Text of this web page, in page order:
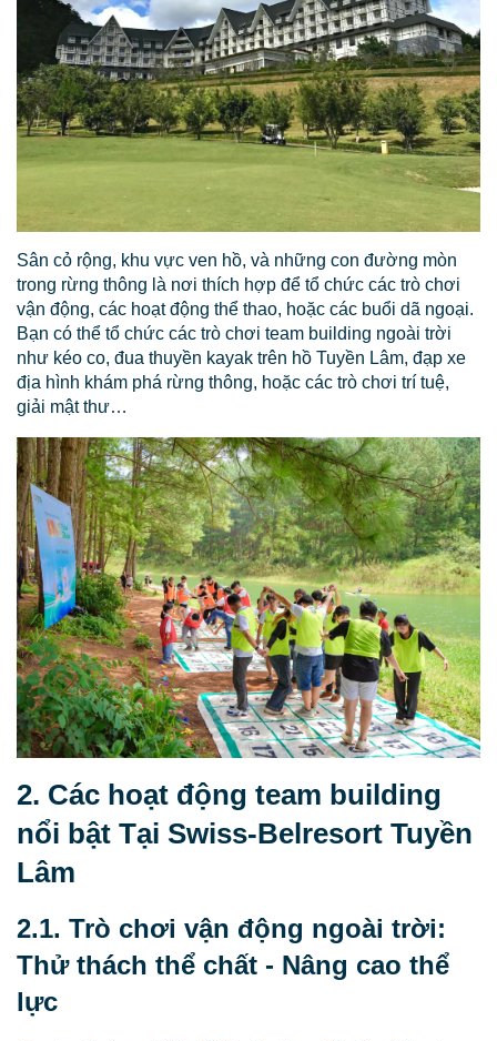
Sân cỏ rộng, khu vực ven hồ, và những con đường mòn
trong rừng thông là nơi thích hợp để tổ chức các trò chơi
vận động, các hoạt động thể thao, hoặc các buổi dã ngoại.
Bạn có thể tổ chức các trò chơi team building ngoài trời
như kéo co, đua thuyền kayak trên hồ Tuyền Lâm, đạp xe
địa hình khám phá rừng thông, hoặc các trò chơi trí tuệ,
giải mật thư…
2. Các hoạt động team building
nổi bật Tại Swiss-Belresort Tuyền
Lâm
2.1. Trò chơi vận động ngoài trời:
Thử thách thể chất - Nâng cao thể
lực